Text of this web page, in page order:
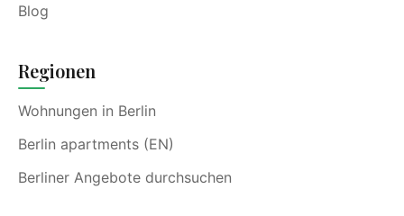
Blog
Regionen
Wohnungen in Berlin
Berlin apartments (EN)
Berliner Angebote durchsuchen